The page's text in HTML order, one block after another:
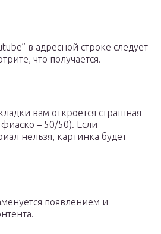
в адресной строке следует
что получается.
вам откроется страшная
– 50/50). Если
нельзя, картинка будет
появлением и